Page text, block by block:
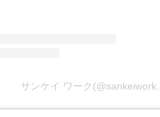
サンケイ ワーク